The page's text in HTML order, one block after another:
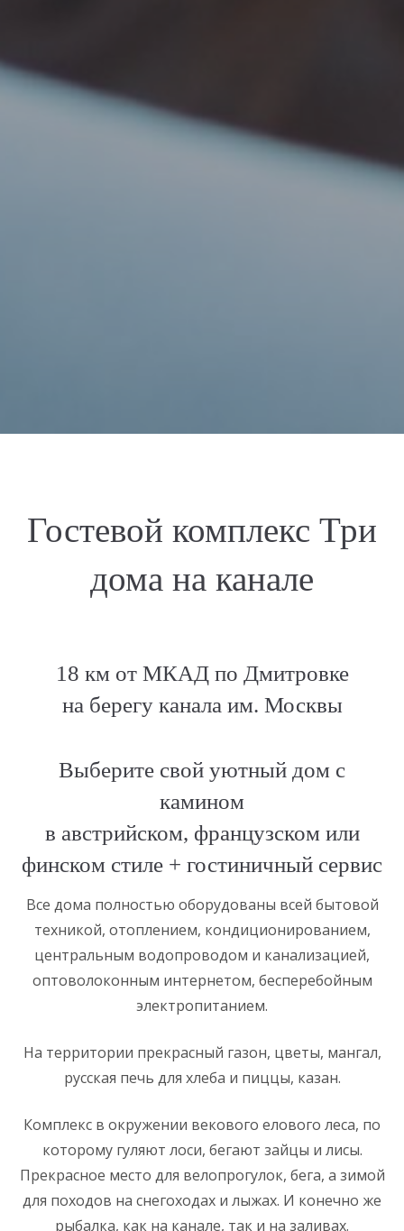
Гостевой комплекс Три
дома на канале
18 км от МКАД по Дмитровке
на берегу канала им. Москвы
Выберите свой уютный дом с
камином
в австрийском, французском или
финском стиле + гостиничный сервис
Все дома полностью оборудованы всей бытовой
техникой, отоплением, кондиционированием,
центральным водопроводом и канализацией,
оптоволоконным интернетом, бесперебойным
электропитанием.
На территории прекрасный газон, цветы, мангал,
русская печь для хлеба и пиццы, казан.
Комплекс в окружении векового елового леса, по
которому гуляют лоси, бегают зайцы и лисы.
Прекрасное место для велопрогулок, бега, а зимой
для походов на снегоходах и лыжах. И конечно же
рыбалка, как на канале, так и на заливах.